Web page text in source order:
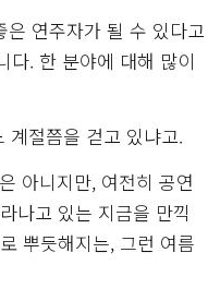
연주자가 될 수 있다고
다. 한 분야에 대해 많이
계절쯤을 걷고 있냐고.
아니지만, 여전히 공연
나고 있는 지금을 만끽
뿌듯해지는, 그런 여름